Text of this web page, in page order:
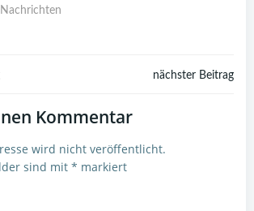
Nachrichten
navigation
nächster Beitrag
Kommentar
wird nicht veröffentlicht.
sind mit * markiert